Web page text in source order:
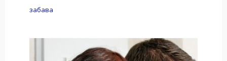
забава